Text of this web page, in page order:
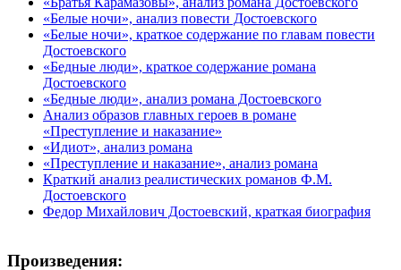
«Белые ночи», анализ повести Достоевского
«Белые ночи», краткое содержание по главам повести
Достоевского
«Бедные люди», краткое содержание романа
Достоевского
«Бедные люди», анализ романа Достоевского
Анализ образов главных героев в романе
«Преступление и наказание»
«Идиот», анализ романа
«Преступление и наказание», анализ романа
Краткий анализ реалистических романов Ф.М.
Достоевского
Федор Михайлович Достоевский, краткая биография
Произведения: